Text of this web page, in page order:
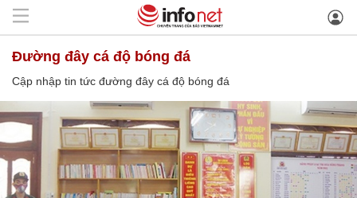
đường đây cá độ bóng đá
Cập nhập tin tức đường đây cá độ bóng đá